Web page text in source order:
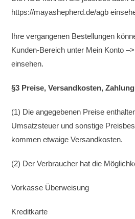
https://mayashepherd.de/agb
Ihre vergangenen Bestellungen
Kunden-Bereich unter Mein Konto
einsehen.
§3 Preise, Versandkosten,
(1) Die angegebenen Preise
Umsatzsteuer und sonstige
kommen etwaige Versandkosten.
(2) Der Verbraucher hat die
Vorkasse Überweisung
Kreditkarte